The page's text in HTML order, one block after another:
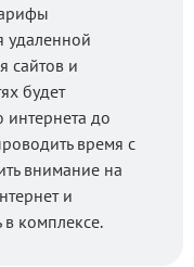
удаленной
сайтов и
будет
интернета до
время с
внимание на
и
комплексе.